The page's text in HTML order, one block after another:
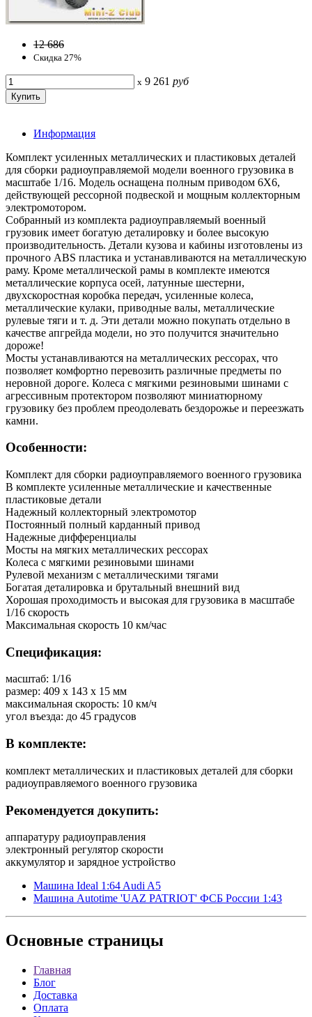
12 686
Скидка 27%
x 9 261 руб
Информация
Комплект усиленных металлических и пластиковых деталей
для сборки радиоуправляемой модели военного грузовика в
масштабе 1/16. Модель оснащена полным приводом 6Х6,
действующей рессорной подвеской и мощным коллекторным
электромотором.
Собранный из комплекта радиоуправляемый военный
грузовик имеет богатую деталировку и более высокую
производительность. Детали кузова и кабины изготовлены из
прочного АВS пластика и устанавливаются на металлическую
раму. Кроме металлической рамы в комплекте имеются
металлические корпуса осей, латунные шестерни,
двухскоростная коробка передач, усиленные колеса,
металлические кулаки, приводные валы, металлические
рулевые тяги и т. д. Эти детали можно покупать отдельно в
качестве апгрейда модели, но это получится значительно
дороже!
Мосты устанавливаются на металлических рессорах, что
позволяет комфортно перевозить различные предметы по
неровной дороге. Колеса с мягкими резиновыми шинами с
агрессивным протектором позволяют миниатюрному
грузовику без проблем преодолевать бездорожье и переезжать
камни.
Особенности:
Комплект для сборки радиоуправляемого военного грузовика
В комплекте усиленные металлические и качественные
пластиковые детали
Надежный коллекторный электромотор
Постоянный полный карданный привод
Надежные дифференциалы
Мосты на мягких металлических рессорах
Колеса с мягкими резиновыми шинами
Рулевой механизм с металлическими тягами
Богатая деталировка и брутальный внешний вид
Хорошая проходимость и высокая для грузовика в масштабе
1/16 скорость
Максимальная скорость 10 км/час
Спецификация:
масштаб: 1/16
размер: 409 х 143 х 15 мм
максимальная скорость: 10 км/ч
угол въезда: до 45 градусов
В комплекте:
комплект металлических и пластиковых деталей для сборки
радиоуправляемого военного грузовика
Рекомендуется докупить:
аппаратуру радиоуправления
электронный регулятор скорости
аккумулятор и зарядное устройство
Машина Ideal 1:64 Audi A5
Машина Autotime 'UAZ PATRIOT' ФСБ России 1:43
Основные страницы
Главная
Блог
Доставка
Оплата